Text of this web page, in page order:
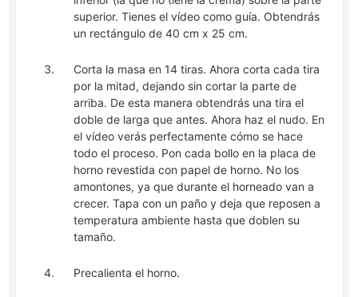
superior. Tienes el vídeo como guía. Obtendrás
un rectángulo de 40 cm x 25 cm.
Corta la masa en 14 tiras. Ahora corta cada tira
por la mitad, dejando sin cortar la parte de
arriba. De esta manera obtendrás una tira el
doble de larga que antes. Ahora haz el nudo. En
el vídeo verás perfectamente cómo se hace
todo el proceso. Pon cada bollo en la placa de
horno revestida con papel de horno. No los
amontones, ya que durante el horneado van a
crecer. Tapa con un paño y deja que reposen a
temperatura ambiente hasta que doblen su
tamaño.
Precalienta el horno.